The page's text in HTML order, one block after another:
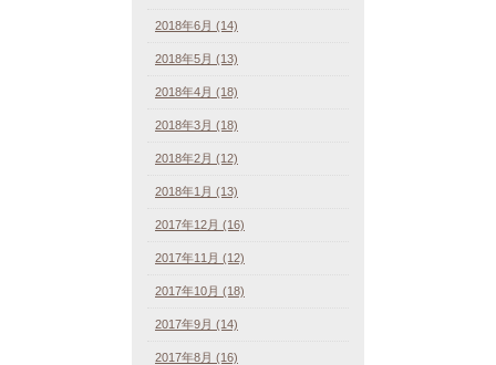
2018年6月 (14)
2018年5月 (13)
2018年4月 (18)
2018年3月 (18)
2018年2月 (12)
2018年1月 (13)
2017年12月 (16)
2017年11月 (12)
2017年10月 (18)
2017年9月 (14)
2017年8月 (16)